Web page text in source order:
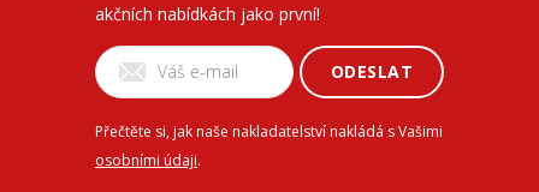
akčních nabídkách jako první!
ODESLAT
Přečtěte si, jak naše nakladatelství nakládá s Vašimi
osobními údaji.